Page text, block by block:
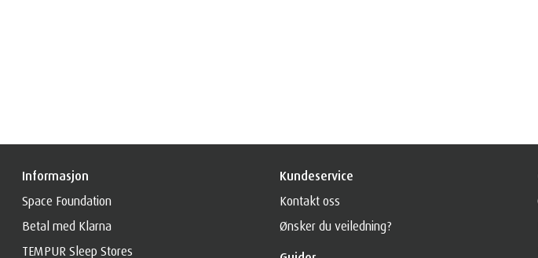
Informasjon
Space Foundation
Betal med Klarna
TEMPUR Sleep Stores
Kundeservice
Kontakt oss
Ønsker du veiledning?